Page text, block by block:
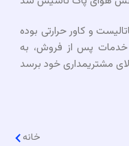
و کاور حرارتی بوده
خدمات پس از فروش، به
خانه